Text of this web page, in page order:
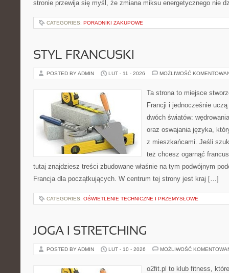
stronie przewija się myśl, że zmiana miksu energetycznego nie
CATEGORIES: PORADNIKI ZAKUPOWE
STYL FRANCUSKI
POSTED BY ADMIN LUT - 11 - 2026 MOŻLIWOŚĆ
Ta strona to miejsce
Francji i jednocześnie
dwóch światów:
oraz oswajania języka,
z mieszkańcami. Jeśli
też chcesz ogarnąć
tutaj znajdziesz treści zbudowane właśnie na tym podwójnym
Francja dla początkujących. W centrum tej strony jest kraj […]
CATEGORIES: OŚWIETLENIE TECHNICZNE I PRZEMYSŁOWE
JOGA I STRETCHING
POSTED BY ADMIN LUT - 10 - 2026 MOŻLIWOŚĆ
o2fit.pl to klub fitness,